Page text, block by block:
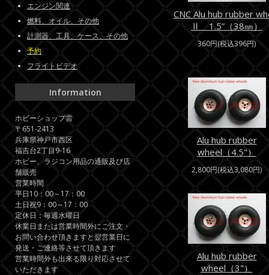
CNC Alu hub rubber
Ⅱ 1.5”（38㎜）
360円(税込396円)
Alu hub rubber
wheel（4.5"）
2,800円(税込3,080円)
Alu hub rubber
wheel（3"）
エンジン関連
燃料、オイル、その他
計測器、工具、ケース、その他
予約
フライトビデオ
Information
ホビーショップ雷
〒651-2413
兵庫県神戸市西区
福吉台2丁目9-16
ホビー、ラジコン用品の通販及び店
舗販売
営業時間
平日10：00～17：00
土日祝9：00～17：00
定休日：毎週水曜日
休業日または営業時間外にご注文・
お問い合わせ頂きますと翌営業日に
発送・ご連絡等させて頂きます
営業時間外も出来る限り対応させて
いただきます